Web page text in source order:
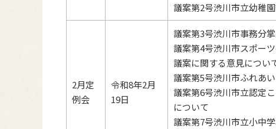
議案第2号渋川市立幼稚
2月定
例会
令和8年2月
19日
議案第3号渋川市事務分
議案第4号渋川市スポー
議案に関する意見につい
議案第5号渋川市ふれあ
議案第6号渋川市立認定
について
議案第7号渋川市立小中